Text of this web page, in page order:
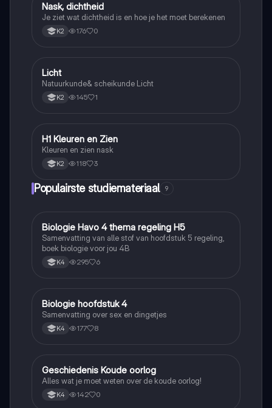
Nask
Nask, dichtheid
Je ziet wat dichtheid is en hoe je het moet berekenen
K2 176 0
Nask
Licht
Natuurkunde& scheikunde Licht
K2 145 1
Nask
H1 Kleuren en Zien
Kleuren en zien nask
K2 118 3
Populairste studiemateriaal 9
Biologie
Biologie Havo 4 thema regeling H5
Samenvatting van alle stof van hoofdstuk 5 regeling,
boek biologie voor jou 4B
K4 295 6
Biologie
Biologie hoofdstuk 4
Samenvatting over sex en dingetjes
K4 177 8
Geschiedenis
Geschiedenis Koude oorlog
Alles wat je moet weten over de koude oorlog!
K4 142 0